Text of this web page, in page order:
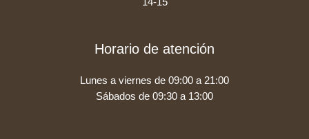
Horario de atención
Lunes a viernes de 09:00 a 21:00
Sábados de 09:30 a 13:00